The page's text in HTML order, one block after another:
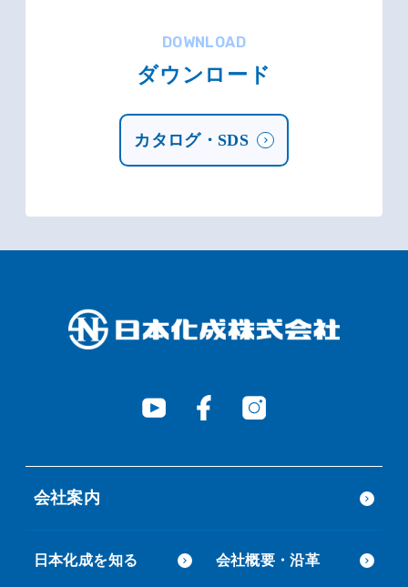
DOWNLOAD
ダウンロード
カタログ・SDS
会社案内
日本化成を知る 会社概要・沿革